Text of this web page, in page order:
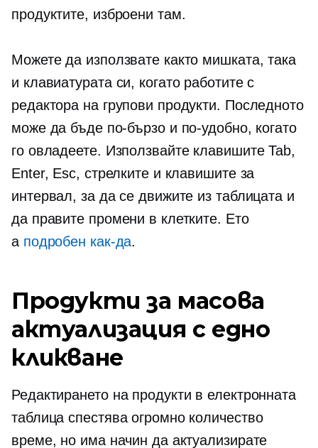
продуктите, изброени там.
Можете да използвате както мишката, така
и клавиатурата си, когато работите с
редактора на групови продукти. Последното
може да бъде по-бързо и по-удобно, когато
го овладеете. Използвайте клавишите Tab,
Enter, Esc, стрелките и клавишите за
интервал, за да се движите из таблицата и
да правите промени в клетките. Ето
а подробен как-да.
Продукти за масова
актуализация с едно
кликване
Редактирането на продукти в електронната
таблица спестява огромно количество
време, но има начин да актуализирате